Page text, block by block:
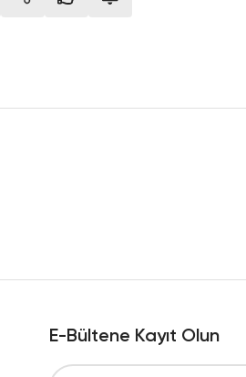
E-Bültene Kayıt Olun